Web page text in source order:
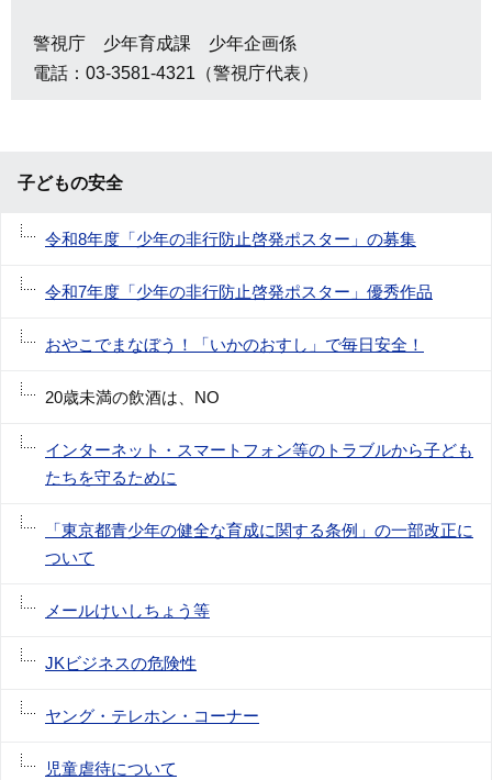
警視庁 少年育成課 少年企画係
電話：03-3581-4321（警視庁代表）
子どもの安全
令和8年度「少年の非行防止啓発ポスター」の募集
令和7年度「少年の非行防止啓発ポスター」優秀作品
おやこでまなぼう！「いかのおすし」で毎日安全！
20歳未満の飲酒は、NO
インターネット・スマートフォン等のトラブルから子ども
たちを守るために
「東京都青少年の健全な育成に関する条例」の一部改正に
ついて
メールけいしちょう等
JKビジネスの危険性
ヤング・テレホン・コーナー
児童虐待について